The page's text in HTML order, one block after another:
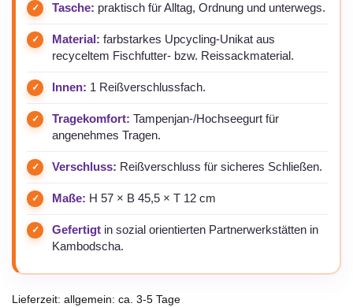
Tasche: praktisch für Alltag, Ordnung und unterwegs.
Material: farbstarkes Upcycling-Unikat aus
recyceltem Fischfutter- bzw. Reissackmaterial.
Innen: 1 Reißverschlussfach.
Tragekomfort: Tampenjan-/Hochseegurt für
angenehmes Tragen.
Verschluss: Reißverschluss für sicheres Schließen.
Maße: H 57 × B 45,5 × T 12 cm
Gefertigt in sozial orientierten Partnerwerkstätten in
Kambodscha.
Lieferzeit: allgemein: ca. 3-5 Tage